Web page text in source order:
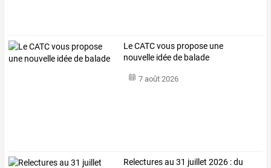
Le CATC vous propose une
nouvelle idée de balade
7 août 2026
Relecturesau 31 juillet 2026 :du